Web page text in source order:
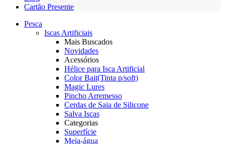
Cartão Presente
Pesca
Iscas Artificiais
Mais Buscados
Novidades
Acessórios
Hélice para Isca Artificial
Color Bait(Tinta p/soft)
Magic Lures
Pincho Arremesso
Cerdas de Saia de Silicone
Salva Iscas
Categorias
Superfície
Meia-água